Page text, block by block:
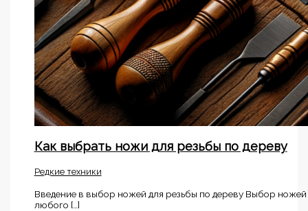
Как выбрать ножи для резьбы по дереву
Редкие техники
Введение в выбор ножей для резьбы по дереву Выбор
любого […]